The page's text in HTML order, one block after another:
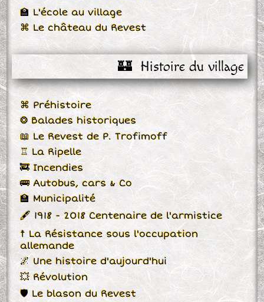
🏫 L'école au village
⌘ Le château du Revest
🏰  Histoire du village
⌘ Préhistoire
❂ Balades historiques
📖 Le Revest de P. Trofimoff
♖ La Ripelle
🚒 Incendies
🚌 Autobus, cars & Co
🏫 Municipalité
🖋 1918 - 2018 Centenaire de l'armistice
☨ La Résistance sous l'occupation
allemande
🌌 Une histoire d'aujourd'hui
💥 Révolution
🛡 Le blason du Revest